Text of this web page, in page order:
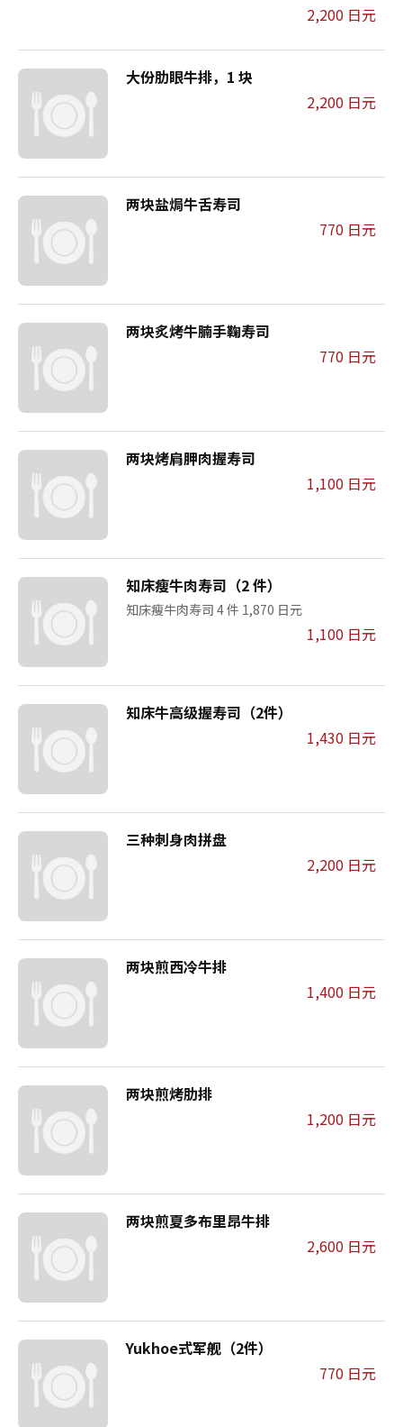
2,200 日元
大份肋眼牛排，1 块
2,200 日元
两块盐焗牛舌寿司
770 日元
两块炙烤牛腩手鞠寿司
770 日元
两块烤肩胛肉握寿司
1,100 日元
知床瘦牛肉寿司（2 件）
知床瘦牛肉寿司 4 件 1,870 日元
1,100 日元
知床牛高级握寿司（2件）
1,430 日元
三种刺身肉拼盘
2,200 日元
两块煎西冷牛排
1,400 日元
两块煎烤肋排
1,200 日元
两块煎夏多布里昂牛排
2,600 日元
Yukhoe式军舰（2件）
770 日元